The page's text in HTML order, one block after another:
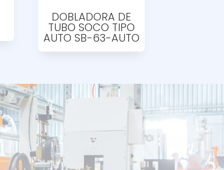
DOBLADORA DE
TUBO SOCO TIPO
AUTO SB-63-AUTO